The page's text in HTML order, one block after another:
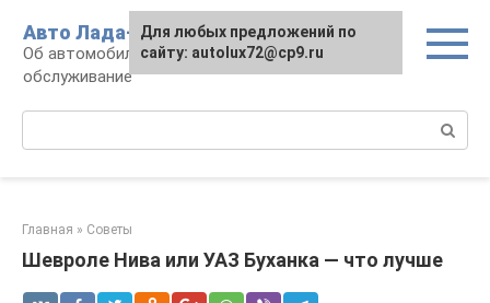
контенту
Авто Лада-люкс
Об автомобилях LADA: эксплуатация и
обслуживание
Главная » Советы
Шевроле Нива или УАЗ Буханка — что лучше
Для любых предложений по
сайту: autolux72@cp9.ru